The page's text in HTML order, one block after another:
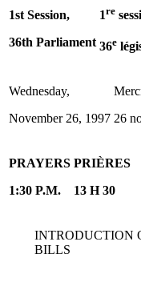
1st Session,
36th Parliament
1re
36e
Wednesday,
November 26, 1997 26
PRAYERS
1:30 P.M.
PRIÈRES
13 H 30
INTRODUCTION
BILLS